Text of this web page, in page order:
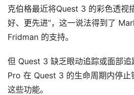
首
页
克伯格最近将Quest 3 的彩色透视
好、更先进”，这一说法得到了
Fridman 的支持。
但 Quest 3 缺乏眼动追踪或面部
Pro 在 Quest 3 的生命周期内停
这些功能。